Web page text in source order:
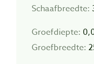
Schaafbreedte:
Groefdiepte:
Groefbreedte: